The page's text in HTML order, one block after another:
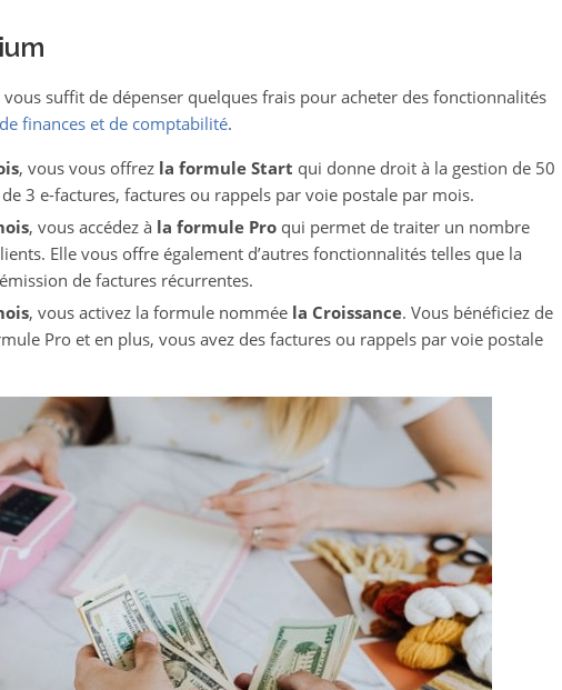
suffit de dépenser quelques frais pour acheter des fonctionnalités
finances et de comptabilité.
, vous vous offrez la formule Start qui donne droit à la gestion de 50
3 e-factures, factures ou rappels par voie postale par mois.
, vous accédez à la formule Pro qui permet de traiter un nombre
Elle vous offre également d’autres fonctionnalités telles que la
de factures récurrentes.
, vous activez la formule nommée la Croissance. Vous bénéficiez de
Pro et en plus, vous avez des factures ou rappels par voie postale